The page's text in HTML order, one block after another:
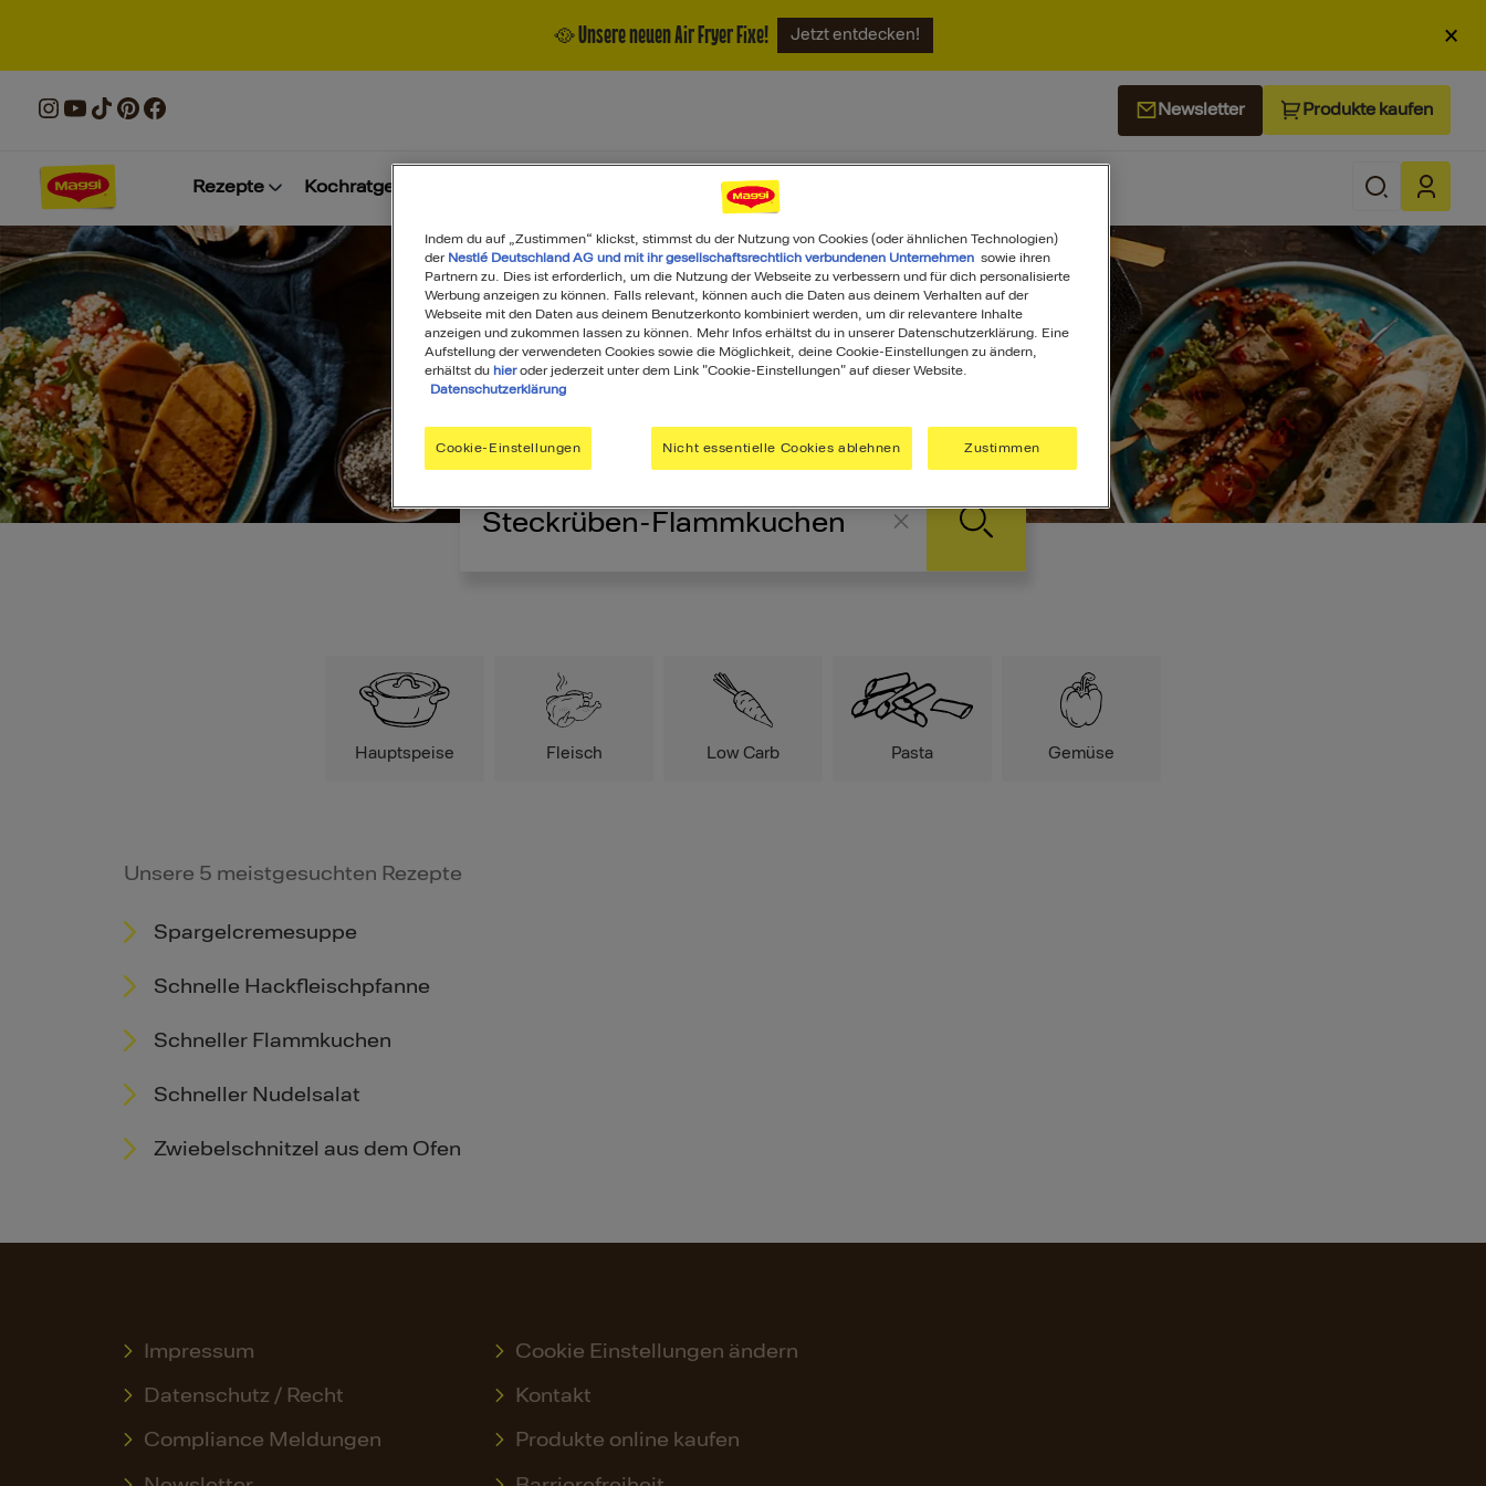
🥘 Unsere neuen Air Fryer Fixe! Jetzt entdecken! ×
Newsletter Produkte kaufen
Rezepte Kochratgeber Über uns
Was darf's heute sein?
Hauptspeise Fleisch Low Carb Pasta Gemüse
Unsere 5 meistgesuchten Rezepte
Spargelcremesuppe
Schnelle Hackfleischpfanne
Schneller Flammkuchen
Schneller Nudelsalat
Zwiebelschnitzel aus dem Ofen
Impressum
Datenschutz / Recht
Compliance Meldungen
Cookie Einstellungen ändern
Kontakt
Produkte online kaufen
Indem du auf „Zustimmen“ klickst, stimmst du der Nutzung von Cookies (oder ähnlichen Technologien)
der Nestlé Deutschland AG und mit ihr gesellschaftsrechtlich verbundenen Unternehmen sowie ihren
Partnern zu. Dies ist erforderlich, um die Nutzung der Webseite zu verbessern und für dich personalisierte
Werbung anzeigen zu können. Falls relevant, können auch die Daten aus deinem Verhalten auf der
Webseite mit den Daten aus deinem Benutzerkonto kombiniert werden, um dir relevantere Inhalte
anzeigen und zukommen lassen zu können. Mehr Infos erhältst du in unserer Datenschutzerklärung. Eine
Aufstellung der verwendeten Cookies sowie die Möglichkeit, deine Cookie-Einstellungen zu ändern,
erhältst du hieroder jederzeit unter dem Link "Cookie-Einstellungen" auf dieser Website.
Datenschutzerklärung
Cookie-Einstellungen Nicht essentielle Cookies ablehnen Zustimmen